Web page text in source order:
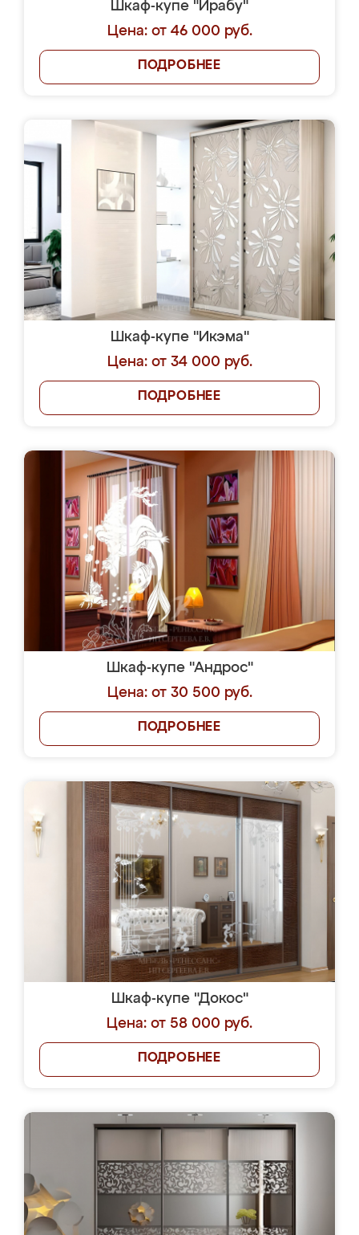
Шкаф-купе "Ирабу"
Цена: от 46 000 руб.
ПОДРОБНЕЕ
Шкаф-купе "Икэма"
Цена: от 34 000 руб.
ПОДРОБНЕЕ
Шкаф-купе "Андрос"
Цена: от 30 500 руб.
ПОДРОБНЕЕ
Шкаф-купе "Докос"
Цена: от 58 000 руб.
ПОДРОБНЕЕ